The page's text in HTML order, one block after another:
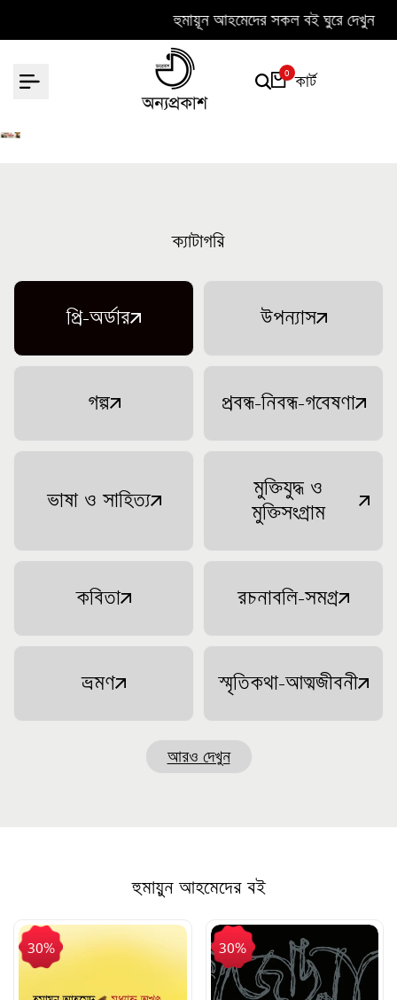
হুমায়ূন আহমেদের সকল বই ঘুরে দেখুন
0 কার্ট
ক্যাটাগরি
প্রি-অর্ডার উপন্যাস
গল্প প্রবন্ধ-নিবন্ধ-গবেষণা
ভাষা ও সাহিত্য
মুক্তিযুদ্ধ ও
মুক্তিসংগ্রাম
কবিতা রচনাবলি-সমগ্র
ভ্রমণ স্মৃতিকথা-আত্মজীবনী
আরও দেখুন
হুমায়ুন আহমেদের বই
30% 30%